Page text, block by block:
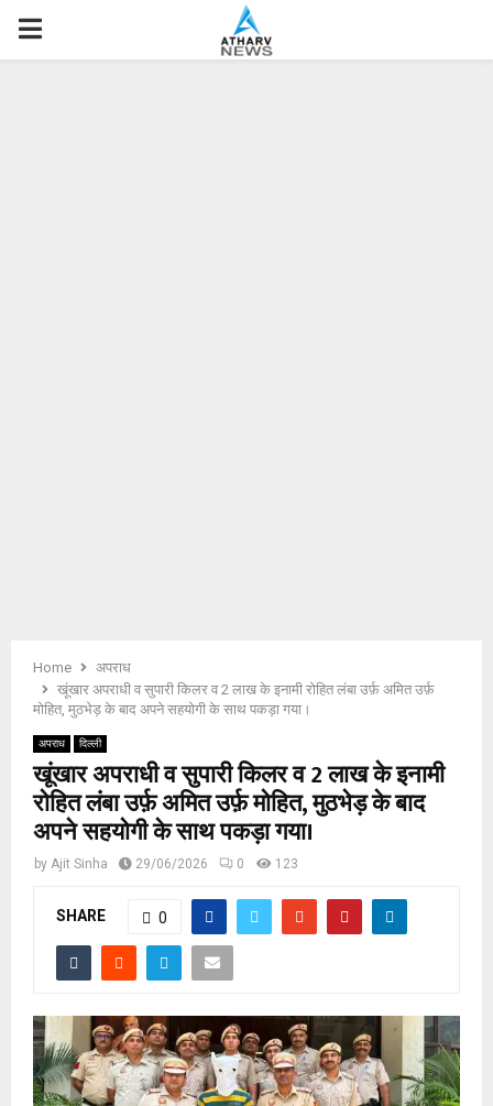
P
Home
अपराध
खूंखार अपराधी व सुपारी किलर व 2 लाख के इनामी रोहित लंबा उर्फ़ अमित उर्फ़
मोहित, मुठभेड़ के बाद अपने सहयोगी के साथ पकड़ा गया।
अपराध दिल्ली
खूंखार अपराधी व सुपारी किलर व 2 लाख के इनामी
रोहित लंबा उर्फ़ अमित उर्फ़ मोहित, मुठभेड़ के बाद
अपने सहयोगी के साथ पकड़ा गया।
by Ajit Sinha 29/06/2026 0 123
SHARE 0